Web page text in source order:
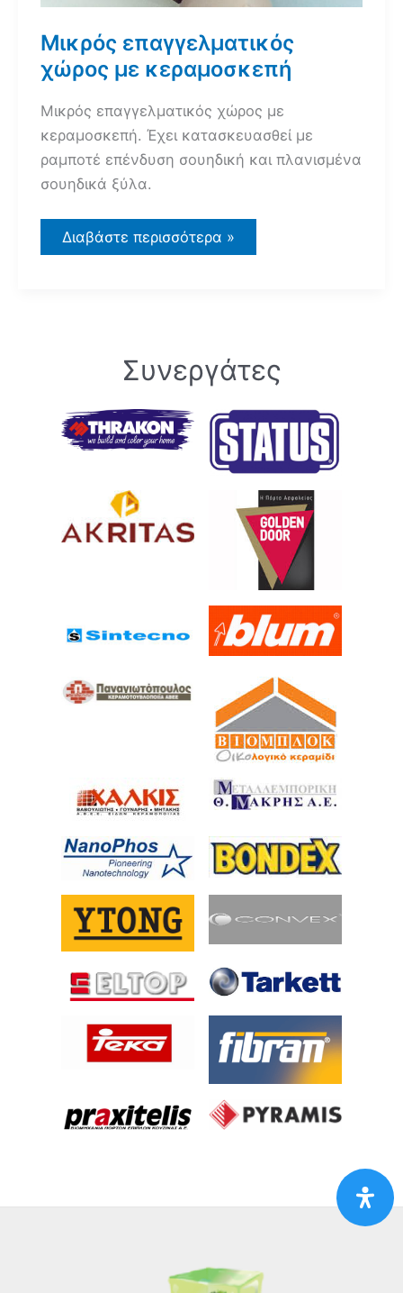
Μικρός επαγγελματικός
χώρος με κεραμοσκεπή
Μικρός επαγγελματικός χώρος με
κεραμοσκεπή. Έχει κατασκευασθεί με
ραμποτέ επένδυση σουηδική και πλανισμένα
σουηδικά ξύλα.
Μικρός
επαγγελματικός
Διαβάστε περισσότερα »
Συνεργάτες